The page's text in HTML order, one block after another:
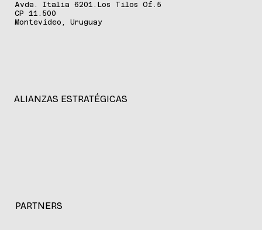
Avda. Italia 6201.Los Tilos Of.5
CP 11.500
Montevideo, Uruguay
ALIANZAS ESTRATÉGICAS
PARTNERS